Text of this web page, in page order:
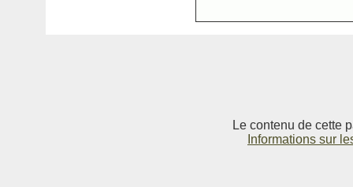
Le contenu de cette
Informations sur